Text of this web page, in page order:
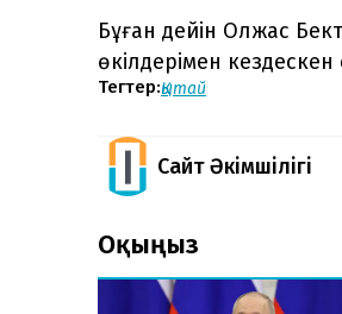
Бұған дейін Олжас
өкілдерімен кездескен
Тегтер:Қытай
Сайт Әкімшілігі
Оқыңыз